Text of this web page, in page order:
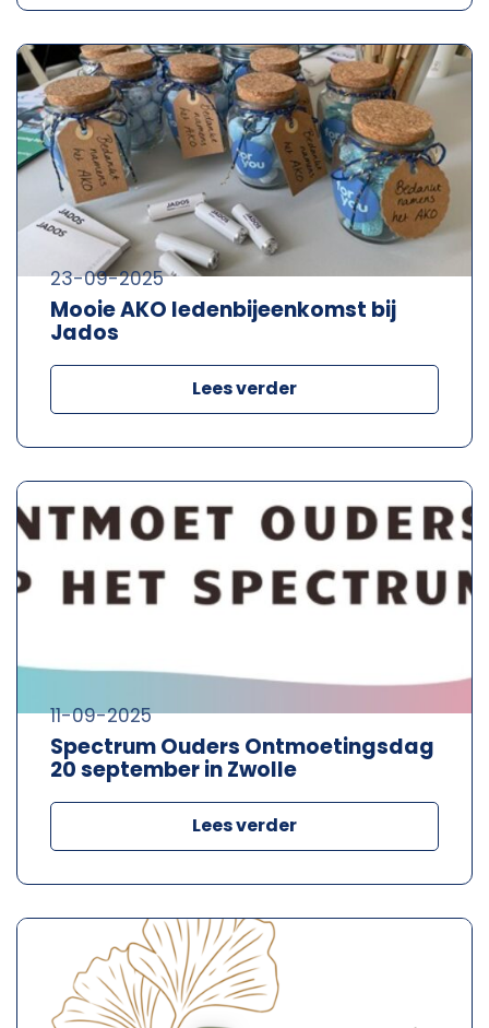
Mooie AKO ledenbijeenkomst bij
Jados
23-09-2025
Lees verder
Spectrum Ouders Ontmoetingsdag
20 september in Zwolle
11-09-2025
Lees verder